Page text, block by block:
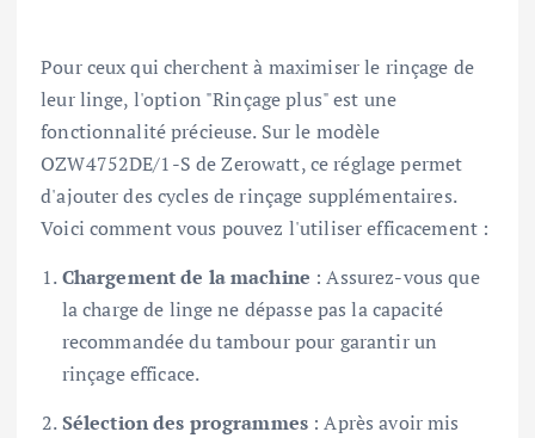
Pour ceux qui cherchent à maximiser le rinçage de
leur linge, l'option "Rinçage plus" est une
fonctionnalité précieuse. Sur le modèle
OZW4752DE/1-S de Zerowatt, ce réglage permet
d'ajouter des cycles de rinçage supplémentaires.
Voici comment vous pouvez l'utiliser efficacement :
Chargement de la machine : Assurez-vous que
la charge de linge ne dépasse pas la capacité
recommandée du tambour pour garantir un
rinçage efficace.
Sélection des programmes : Après avoir mis